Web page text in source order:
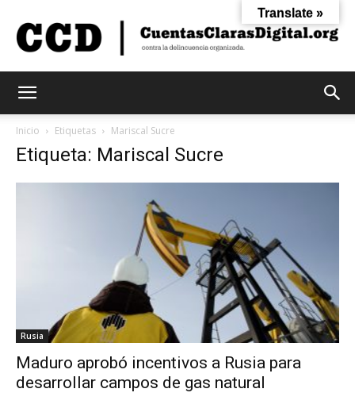
Digital
Inicio Etiquetas Mariscal Sucre
Etiqueta: Mariscal Sucre
Rusia
Maduro aprobó incentivos a Rusia para
desarrollar campos de gas natural
Translate »